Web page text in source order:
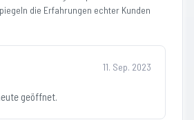
die Erfahrungen echter Kunden
11. Sep. 2023
geöffnet.